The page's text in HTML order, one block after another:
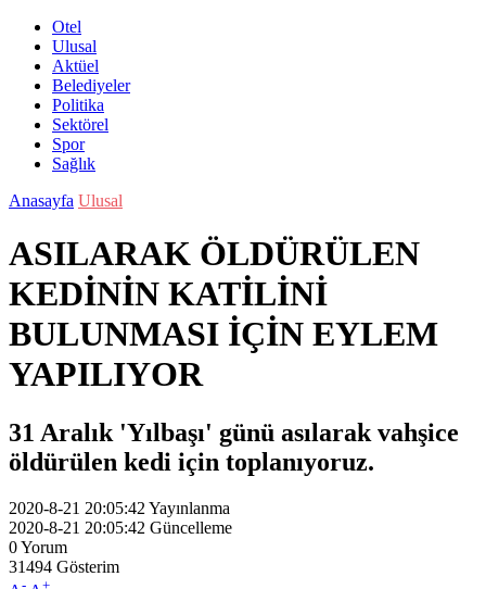
Otel
Ulusal
Aktüel
Belediyeler
Politika
Sektörel
Spor
Sağlık
Anasayfa Ulusal
ASILARAK ÖLDÜRÜLEN
KEDİNİN KATİLİNİ
BULUNMASI İÇİN EYLEM
YAPILIYOR
31 Aralık 'Yılbaşı' günü asılarak vahşice
öldürülen kedi için toplanıyoruz.
2020-8-21 20:05:42 Yayınlanma
2020-8-21 20:05:42 Güncelleme
0Yorum
31494 Gösterim
- +